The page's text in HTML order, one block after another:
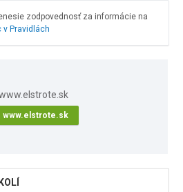
zodpovednosť za informácie na
v Pravidlách
www.elstrote.sk